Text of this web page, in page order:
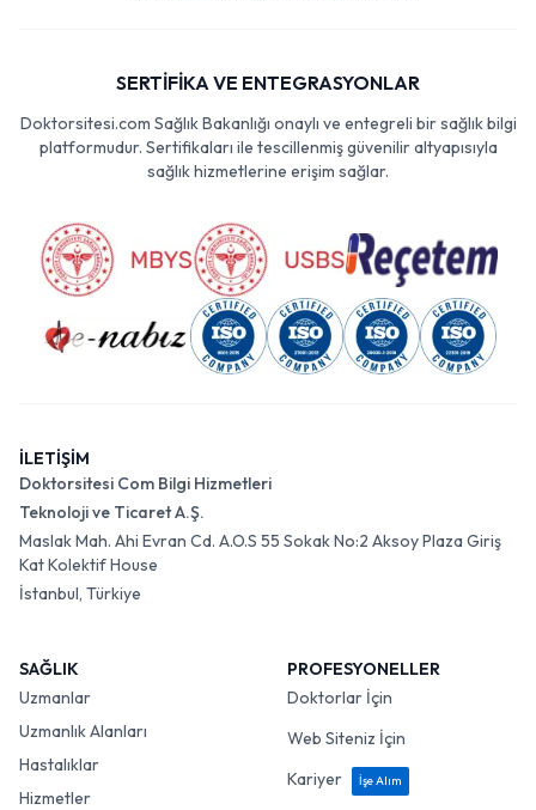
SERTİFİKA VE ENTEGRASYONLAR
Doktorsitesi.com Sağlık Bakanlığı onaylı ve entegreli bir sağlık bilgi
platformudur. Sertifikaları ile tescillenmiş güvenilir altyapısıyla
sağlık hizmetlerine erişim sağlar.
İLETİŞİM
Doktorsitesi Com Bilgi Hizmetleri
Teknoloji ve Ticaret A.Ş.
Maslak Mah. Ahi Evran Cd. A.O.S 55 Sokak No:2 Aksoy Plaza Giriş
Kat Kolektif House
İstanbul, Türkiye
SAĞLIK
Uzmanlar
Uzmanlık Alanları
Hastalıklar
Hizmetler
PROFESYONELLER
Doktorlar İçin
Web Siteniz İçin
Kariyer
İşe Alım